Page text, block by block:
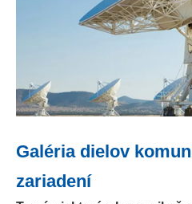
Galéria dielov
zariadení